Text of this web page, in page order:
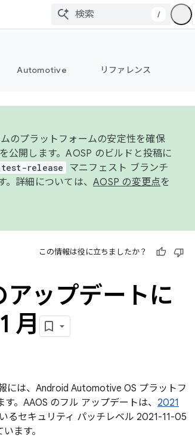
/
Automotive リファレンス
のプラットフォームの安定性を確保
公開します。AOSP のビルドと投稿に
release
マニフェスト ブランチ
詳細については、 AOSP の変更点を
この情報は役に立ちましたか？
ップデートに
月
には、Android Automotive OS プラットフ
。AAOS のフル アップデートは、 2021
るセキュリティ パッチレベル 2021-11-05
ます。